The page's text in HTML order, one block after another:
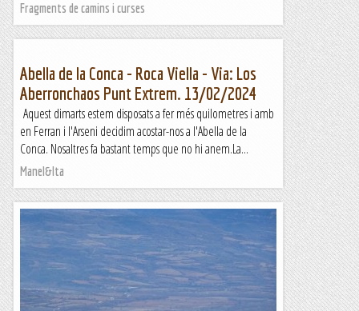
Fragments de camins i curses
Abella de la Conca - Roca Viella - Via: Los
Aberronchaos Punt Extrem. 13/02/2024
Aquest dimarts estem disposats a fer més quilometres i amb
en Ferran i l'Arseni decidim acostar-nos a l'Abella de la
Conca. Nosaltres fa bastant temps que no hi anem.La...
Manel&Ita